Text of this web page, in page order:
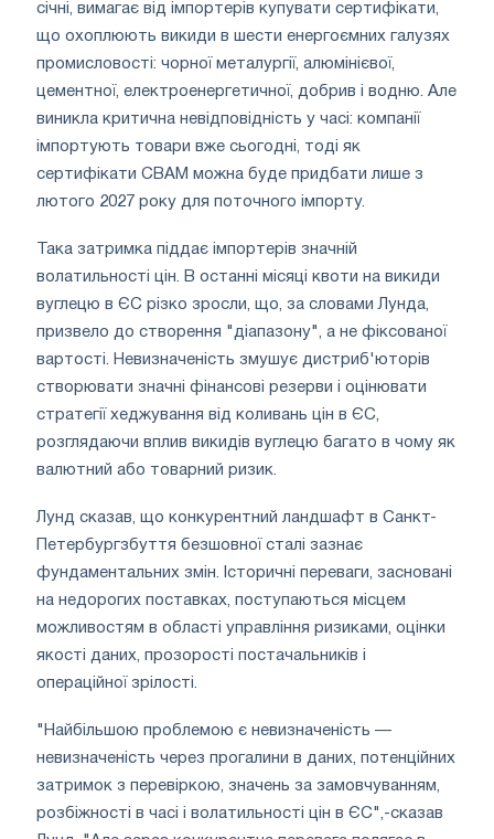
січні, вимагає від імпортерів купувати сертифікати,
що охоплюють викиди в шести енергоємних галузях
промисловості: чорної металургії, алюмінієвої,
цементної, електроенергетичної, добрив і водню. Але
виникла критична невідповідність у часі: компанії
імпортують товари вже сьогодні, тоді як
сертифікати CBAM можна буде придбати лише з
лютого 2027 року для поточного імпорту.
Така затримка піддає імпортерів значній
волатильності цін. В останні місяці квоти на викиди
вуглецю в ЄС різко зросли, що, за словами Лунда,
призвело до створення "діапазону", а не фіксованої
вартості. Невизначеність змушує дистриб'юторів
створювати значні фінансові резерви і оцінювати
стратегії хеджування від коливань цін в ЄС,
розглядаючи вплив викидів вуглецю багато в чому як
валютний або товарний ризик.
Лунд сказав, що конкурентний ландшафт в Санкт-
Петербургзбуття безшовної сталі зазнає
фундаментальних змін. Історичні переваги, засновані
на недорогих поставках, поступаються місцем
можливостям в області управління ризиками, оцінки
якості даних, прозорості постачальників і
операційної зрілості.
"Найбільшою проблемою є невизначеність —
невизначеність через прогалини в даних, потенційних
затримок з перевіркою, значень за замовчуванням,
розбіжності в часі і волатильності цін в ЄС",-сказав